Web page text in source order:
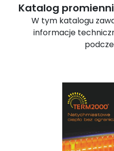
Katalog
W tym katalogu
informacje